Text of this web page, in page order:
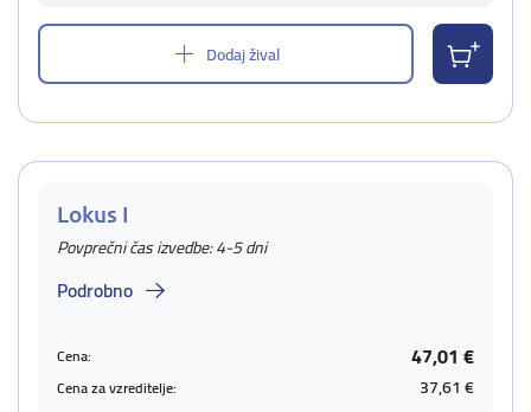
Dodaj žival
Lokus I
Povprečni čas izvedbe: 4-5 dni
Podrobno
Cena: 47,01 €
Cena za vzreditelje: 37,61 €